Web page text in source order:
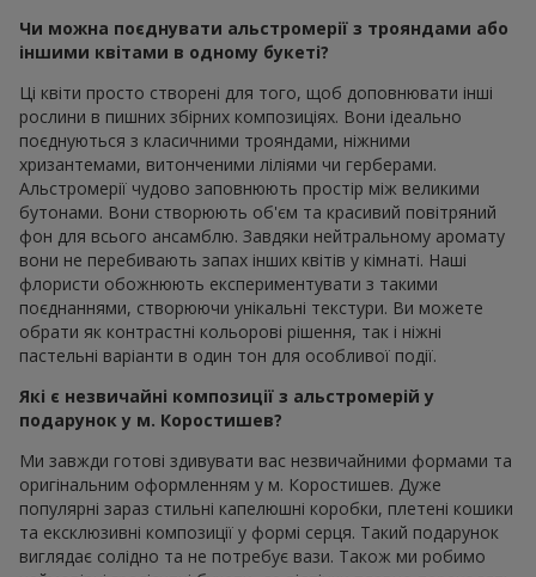
Чи можна поєднувати альстромерії з трояндами або
іншими квітами в одному букеті?
Ці квіти просто створені для того, щоб доповнювати інші
рослини в пишних збірних композиціях. Вони ідеально
поєднуються з класичними трояндами, ніжними
хризантемами, витонченими ліліями чи герберами.
Альстромерії чудово заповнюють простір між великими
бутонами. Вони створюють об'єм та красивий повітряний
фон для всього ансамблю. Завдяки нейтральному аромату
вони не перебивають запах інших квітів у кімнаті. Наші
флористи обожнюють експериментувати з такими
поєднаннями, створюючи унікальні текстури. Ви можете
обрати як контрастні кольорові рішення, так і ніжні
пастельні варіанти в один тон для особливої події.
Які є незвичайні композиції з альстромерій у
подарунок у м. Коростишев?
Ми завжди готові здивувати вас незвичайними формами та
оригінальним оформленням у м. Коростишев. Дуже
популярні зараз стильні капелюшні коробки, плетені кошики
та ексклюзивні композиції у формі серця. Такий подарунок
виглядає солідно та не потребує вази. Також ми робимо